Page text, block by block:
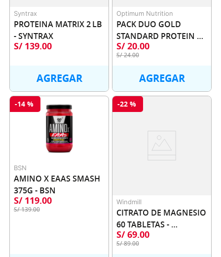
Syntrax
PROTEINA MATRIX 2 LB
- SYNTRAX
S/ 139.00
AGREGAR
Optimum Nutrition
PACK DUO GOLD
STANDARD PROTEIN
SHAKE - OPTIMUM
NUTRITION
S/ 20.00
S/24.00
AGREGAR
-14 %
BSN
AMINO X EAAS SMASH
375G - BSN
S/ 119.00
S/139.00
-22 %
Windmill
CITRATO DE MAGNESIO
60 TABLETAS -
WINDMILL
S/ 69.00
S/89.00